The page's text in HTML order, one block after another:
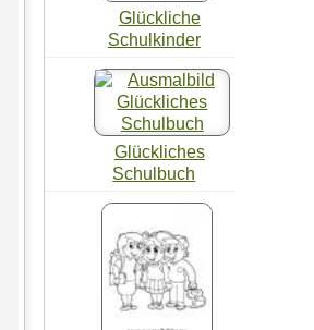
Glückliche
Schulkinder
Glückliches
Schulbuch